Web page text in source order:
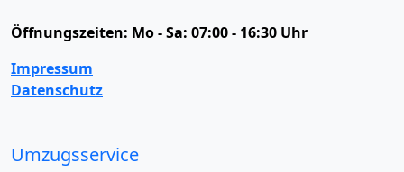
Öffnungszeiten: Mo - Sa: 07:00 - 16:30 Uhr
Impressum
Datenschutz
Umzugsservice